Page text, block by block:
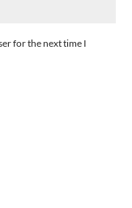
for the next time I